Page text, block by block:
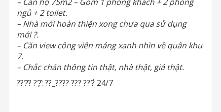
ngủ + 2 toilet.
– Nhà mới hoàn thiện xong chưa qua sử dụng
mới?.
– Căn view công viên mảng xanh nhìn về quân khu
7.
– Chắc chán thông tin thật, nhà thật, giá thật.
???̂? ??̣̂: ??_???? ??? ???̀ 24/7